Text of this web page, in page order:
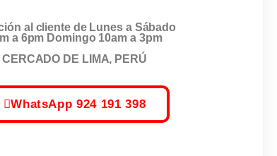
al cliente de Lunes a Sábado
a 6pm Domingo 10am a 3pm
CERCADO DE LIMA, PERÚ
WhatsApp 924 191 398